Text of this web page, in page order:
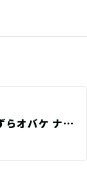
らオバケ ナゾ